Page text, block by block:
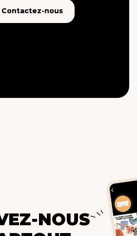
Contactez-nous
Contactez-nous
NOUS